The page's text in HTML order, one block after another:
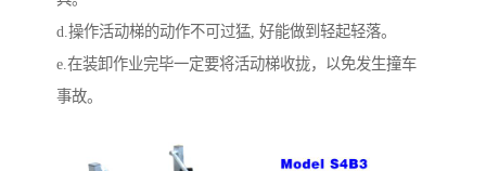
d.操作活动梯的动作不可过猛, 好能做到轻起轻落。
e.在装卸作业完毕一定要将活动梯收拢，以免发生撞车
事故。